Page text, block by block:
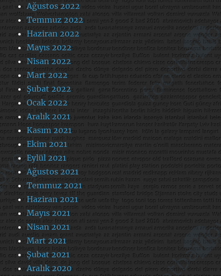
Ağustos 2022
Temmuz 2022
Haziran 2022
Mayıs 2022
Nisan 2022
Mart 2022
Şubat 2022
Ocak 2022
Aralık 2021
Kasım 2021
Ekim 2021
Eylül 2021
Ağustos 2021
Temmuz 2021
Haziran 2021
Mayıs 2021
Nisan 2021
Mart 2021
Şubat 2021
Aralık 2020